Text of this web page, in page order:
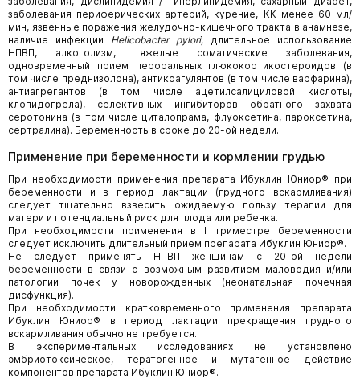
заболевания периферических артерий, курение, КК менее 60 мл/
мин, язвенные поражения желудочно-кишечного тракта в анамнезе,
наличие инфекции Helicobacter pylori, длительное использование
НПВП, алкоголизм, тяжелые соматические заболевания,
одновременный прием пероральных глюкокортикостероидов (в
том числе преднизолона), антикоагулянтов (в том числе варфарина),
антиагрегантов (в том числе ацетилсалициловой кислоты,
клопидогрела), селективных ингибиторов обратного захвата
серотонина (в том числе циталопрама, флуоксетина, пароксетина,
сертралина). Беременность в сроке до 20-ой недели.
Применение при беременности и кормлении грудью
При необходимости применения препарата Ибуклин Юниор® при
беременности и в период лактации (грудного вскармливания)
следует тщательно взвесить ожидаемую пользу терапии для
матери и потенциальный риск для плода или ребенка.
При необходимости применения в I триместре беременности
следует исключить длительный прием препарата Ибуклин Юниор®.
Не следует применять НПВП женщинам с 20-ой недели
беременности в связи с возможным развитием маловодия и/или
патологии почек у новорожденных (неонатальная почечная
дисфункция).
При необходимости кратковременного применения препарата
Ибуклин Юниор® в период лактации прекращения грудного
вскармливания обычно не требуется.
В экспериментальных исследованиях не установлено
эмбриотоксическое, тератогенное и мутагенное действие
компонентов препарата Ибуклин Юниор®.